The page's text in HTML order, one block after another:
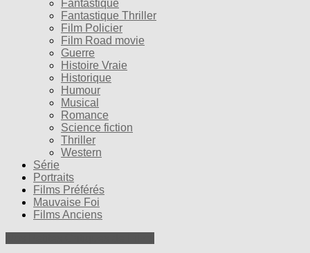
Fantastique
Fantastique Thriller
Film Policier
Film Road movie
Guerre
Histoire Vraie
Historique
Humour
Musical
Romance
Science fiction
Thriller
Western
Série
Portraits
Films Préférés
Mauvaise Foi
Films Anciens